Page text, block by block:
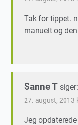
Tak for tippet.
manuelt og
Sanne T siger:
27. august, 2013
Jeg